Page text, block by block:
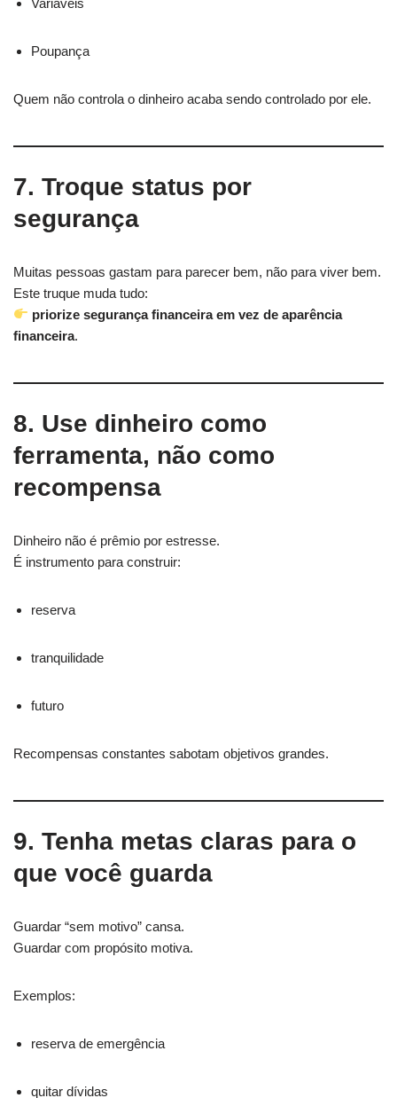
Poupança
Quem não controla o dinheiro acaba sendo controlado por ele.
7. Troque status por
segurança
Muitas pessoas gastam para parecer bem, não para viver bem.
Este truque muda tudo:
priorize segurança financeira em vez de aparência
financeira.
8. Use dinheiro como
ferramenta, não como
recompensa
Dinheiro não é prêmio por estresse.
É instrumento para construir:
reserva
tranquilidade
futuro
Recompensas constantes sabotam objetivos grandes.
9. Tenha metas claras para o
que você guarda
Guardar “sem motivo” cansa.
Guardar com propósito motiva.
Exemplos:
reserva de emergência
quitar dívidas